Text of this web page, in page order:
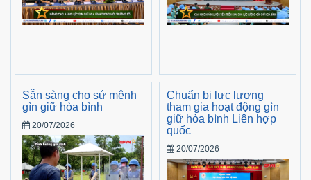
Sẵn sàng cho sứ mệnh
gìn giữ hòa bình
20/07/2026
Chuẩn bị lực lượng
tham gia hoạt động gìn
giữ hòa bình Liên hợp
quốc
20/07/2026